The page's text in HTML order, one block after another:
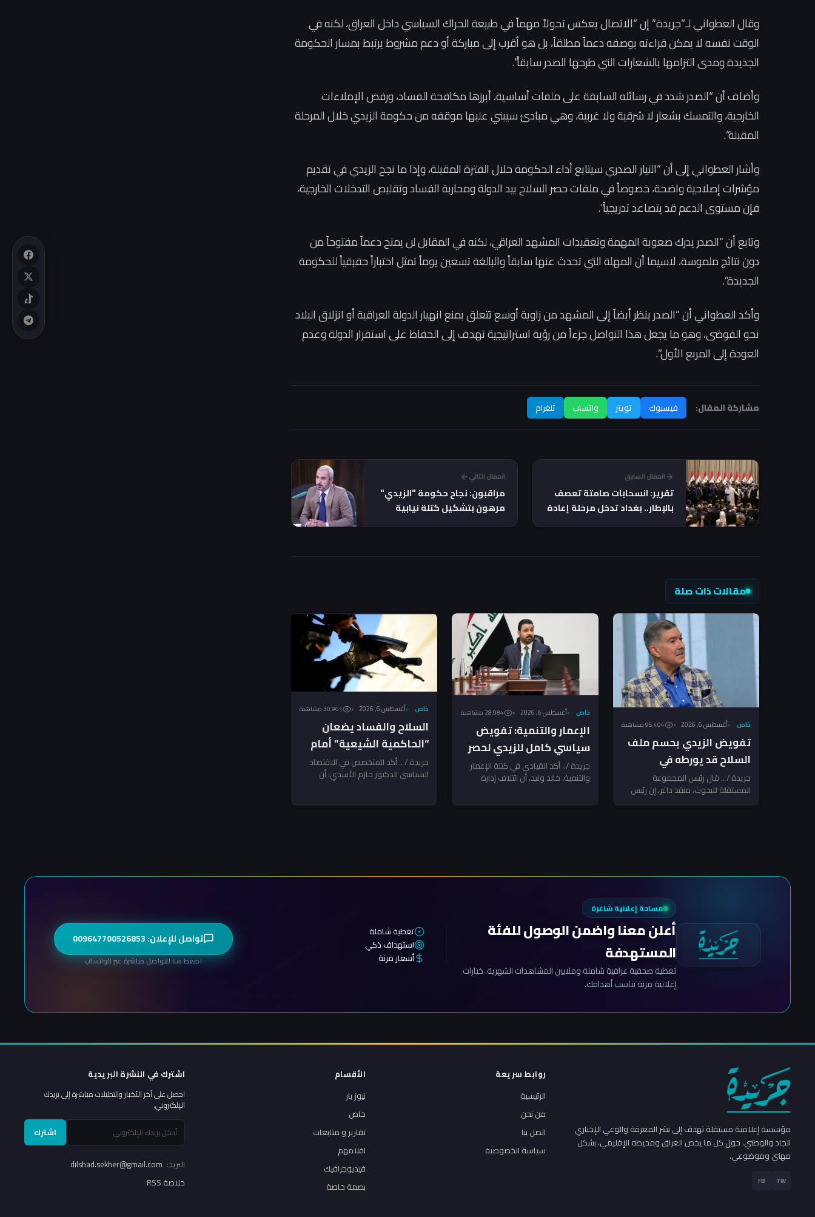
وقال العطواني لـ”جريدة” إن “الاتصال يعكس تحولاً مهماً في طبيعة الحراك السياسي داخل العراق، لكنه في
الوقت نفسه لا يمكن قراءته بوصفه دعماً مطلقاً، بل هو أقرب إلى مباركة أو دعم مشروط يرتبط بمسار الحكومة
الجديدة ومدى التزامها بالشعارات التي طرحها الصدر سابقاً”.
وأضاف أن “الصدر شدد في رسائله السابقة على ملفات أساسية، أبرزها مكافحة الفساد، ورفض الإملاءات
الخارجية، والتمسك بشعار لا شرقية ولا غربية، وهي مبادئ سيبني عليها موقفه من حكومة الزيدي خلال المرحلة
المقبلة”.
وأشار العطواني إلى أن “التيار الصدري سيتابع أداء الحكومة خلال الفترة المقبلة، وإذا ما نجح الزيدي في تقديم
مؤشرات إصلاحية واضحة، خصوصاً في ملفات حصر السلاح بيد الدولة ومحاربة الفساد وتقليص التدخلات الخارجية،
فإن مستوى الدعم قد يتصاعد تدريجياً”.
وتابع أن “الصدر يدرك صعوبة المهمة وتعقيدات المشهد العراقي، لكنه في المقابل لن يمنح دعماً مفتوحاً من
دون نتائج ملموسة، لاسيما أن المهلة التي تحدث عنها سابقاً والبالغة تسعين يوماً تمثل اختباراً حقيقياً للحكومة
الجديدة”.
وأكد العطواني أن “الصدر ينظر أيضاً إلى المشهد من زاوية أوسع تتعلق بمنع انهيار الدولة العراقية أو انزلاق البلاد
نحو الفوضى، وهو ما يجعل هذا التواصل جزءاً من رؤية استراتيجية تهدف إلى الحفاظ على استقرار الدولة وعدم
العودة إلى المربع الأول”.
مشاركة المقال: فيسبوك تويتر واتساب تلغرام
المقال السابق
تقرير: انسحابات صامتة تعصف
بالإطار.. بغداد تدخل مرحلة إعادة
المقال التالي
مراقبون: نجاح حكومة "الزيدي"
مرهون بتشكيل كتلة نيابية
مقالات ذات صلة
خاص أغسطس 6, 2026 95٬404 مشاهدة
تفويض الزيدي بحسم ملف
السلاح قد يورطه في
مواجهة مع الفصائل
المرتبطة بإيران ـ منقذ داغر
جريدة / .. قال رئيس المجموعة
المستقلة للبحوث، منقذ داغر، إن رئيس
خاص أغسطس 6, 2026 28٬984 مشاهدة
الإعمار والتنمية: تفويض
سياسي كامل للزيدي لحصر
السلاح بعد أيلول.. ومكافحة
الإرهاب تنتظر المخالفين!
جريدة /.. أكد القيادي في كتلة الإعمار
والتنمية، خالد وليد، أن ائتلاف إدارة
خاص أغسطس 6, 2026 30٬961 مشاهدة
السلاح والفساد يضعان
“الحاكمية الشيعية” أمام
فرصتها الأخيرة ـ تحليل
الاسدي
جريدة / .. أكد المتخصص في الاقتصاد
السياسي الدكتور حازم الأسدي، أن
مساحة إعلانية شاغرة
أعلن معنا واضمن الوصول للفئة
المستهدفة
تغطية صحفية عراقية شاملة وملايين المشاهدات الشهرية. خيارات
إعلانية مرنة تناسب أهدافك.
تغطية شاملة
استهداف ذكي
أسعار مرنة
تواصل للإعلان: 009647700526853
اضغط هنا للتواصل مباشرة عبر الواتساب
مؤسسة إعلامية مستقلة تهدف إلى نشر المعرفة والوعي الإخباري
الجاد والوطني، حول كل ما يخص العراق ومحيطه الإقليمي، بشكل
مهني وموضوعي.
TW
FB
روابط سريعة
الرئيسية
من نحن
اتصل بنا
سياسة الخصوصية
الأقسام
نيوز بار
خاص
تقارير و متابعات
اقلامهم
فيديوجرافيك
بصمة خاصة
اشترك في النشرة البريدية
احصل على آخر الأخبار والتحليلات مباشرة إلى بريدك
الإلكتروني.
اشترك
البريد:
خلاصة RSS